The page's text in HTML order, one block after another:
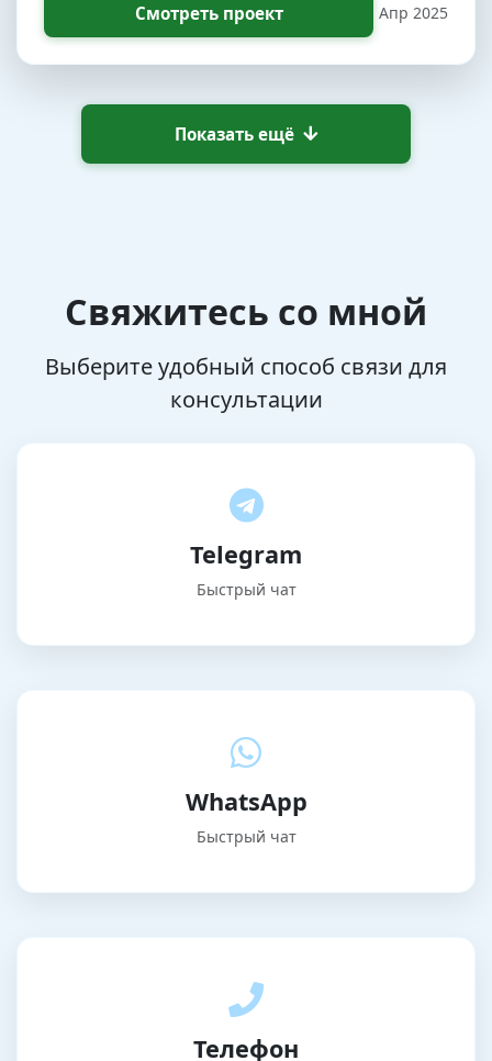
Смотреть проект Апр 2025
Показать ещё
Свяжитесь со мной
Выберите удобный способ связи для
консультации
Telegram
Быстрый чат
WhatsApp
Быстрый чат
Телефон